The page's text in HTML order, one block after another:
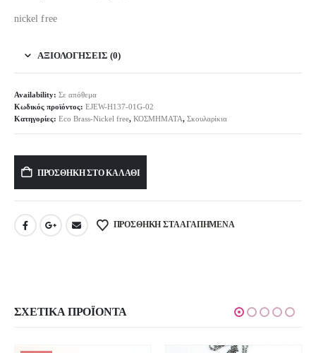
nickel free
ΑΞΙΟΛΟΓΉΣΕΙΣ (0)
Availability: Σε απόθεμα
Κωδικός προϊόντος: EJEW-H137-01G-02
Κατηγορίες: Eco Brass-Nickel free, ΚΟΣΜΗΜΑΤΑ, Σκουλαρίκια
ΠΡΟΣΘΉΚΗ ΣΤΟ ΚΑΛΆΘΙ
Alternative:
ΠΡΟΣΘΉΚΗ ΣΤΑ ΑΓΑΠΗΜΈΝΑ
ΣΧΕΤΙΚΆ ΠΡΟΪΌΝΤΑ